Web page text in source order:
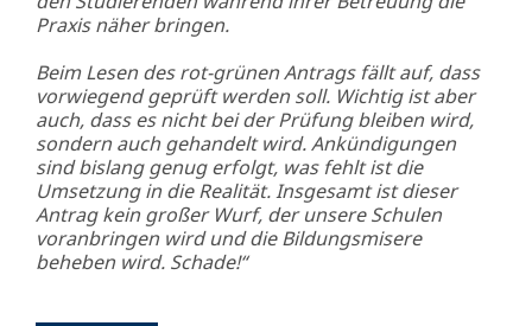
Praxis näher bringen.
Beim Lesen des rot-grünen Antrags fällt auf, dass
vorwiegend geprüft werden soll. Wichtig ist aber
auch, dass es nicht bei der Prüfung bleiben wird,
sondern auch gehandelt wird. Ankündigungen
sind bislang genug erfolgt, was fehlt ist die
Umsetzung in die Realität. Insgesamt ist dieser
Antrag kein großer Wurf, der unsere Schulen
voranbringen wird und die Bildungsmisere
beheben wird. Schade!“